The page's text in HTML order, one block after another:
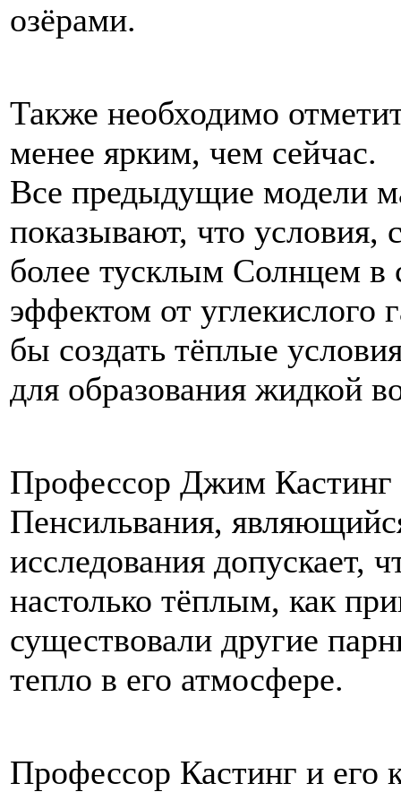
озёрами.
Также необходимо
менее ярким, чем сейчас.
Все предыдущие модели
показывают, что условия,
более тусклым Солнцем в
эффектом от углекислого
бы создать тёплые
для образования жидкой
Профессор Джим Кастинг
Пенсильвания,
исследования допускает,
настолько тёплым, как
существовали другие
тепло в его атмосфере.
Профессор Кастинг и его